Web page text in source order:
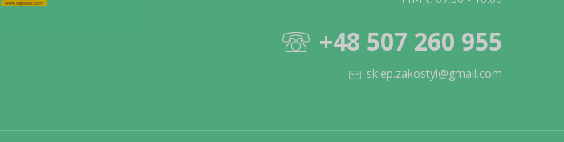
+48 507 260 955
sklep.zakostyl@gmail.com